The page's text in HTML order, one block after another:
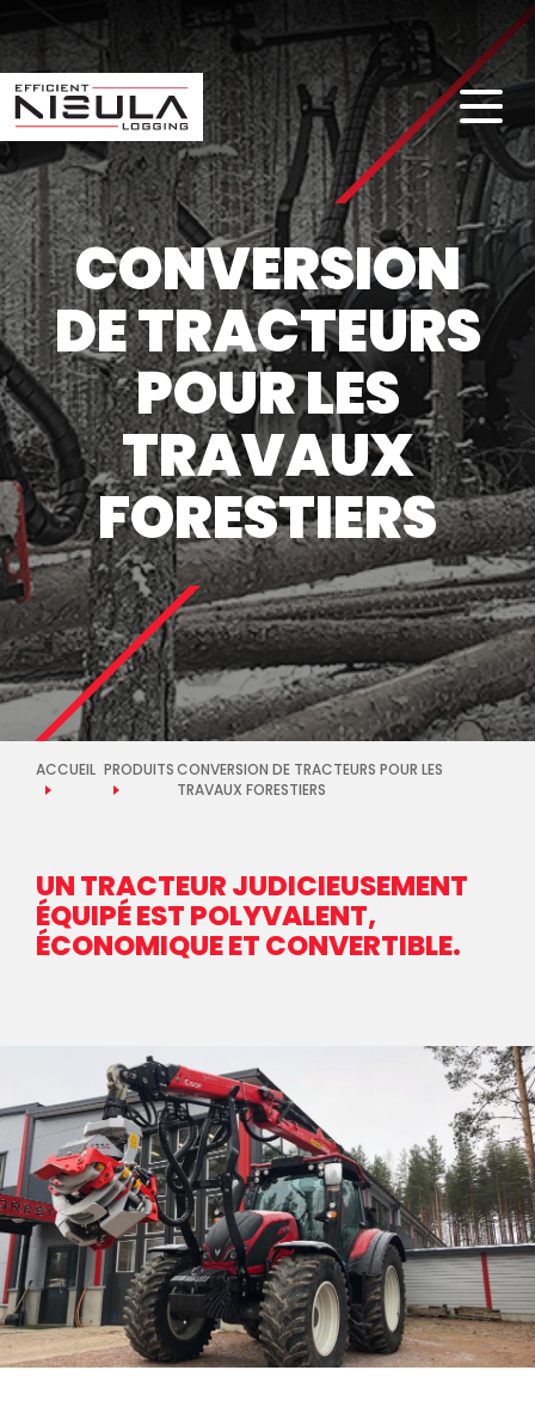
CONVERSION
DE TRACTEURS
POUR LES
TRAVAUX
FORESTIERS
ACCUEIL PRODUITSCONVERSION DE TRACTEURS POUR LES
TRAVAUX FORESTIERS
UN TRACTEUR JUDICIEUSEMENT
ÉQUIPÉ EST POLYVALENT,
ÉCONOMIQUE ET CONVERTIBLE.